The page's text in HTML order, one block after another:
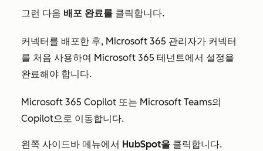
그런 다음 배포 완료를 클릭합니다.
커넥터를 배포한 후, Microsoft 365 관리자가 커넥터
를 처음 사용하여 Microsoft 365 테넌트에서 설정을
완료해야 합니다.
Microsoft 365 Copilot 또는 Microsoft Teams의
Copilot으로 이동합니다.
왼쪽 사이드바 메뉴에서 HubSpot을 클릭합니다.